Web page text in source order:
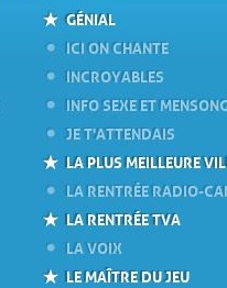
GÉNIAL
ICI ON CHANTE
INCROYABLES
INFO SEXE ET
JE T'ATTENDAIS
LA PLUS MEILLEURE
LA RENTRÉE RADIO-
LA RENTRÉE TVA
LA VOIX
LE MAÎTRE DU JEU